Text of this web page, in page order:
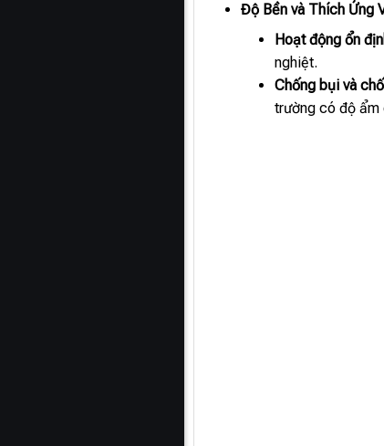
Độ Bền và Thích Ứng
Hoạt động ổn
nghiệt.
Chống bụi và
trường có độ ẩm